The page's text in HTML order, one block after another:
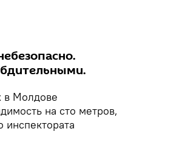
в Молдове
на сто метров,